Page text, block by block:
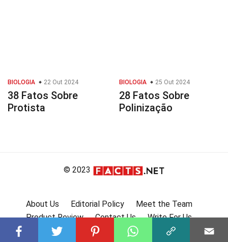
BIOLOGIA 22 Out 2024
38 Fatos Sobre
Protista
BIOLOGIA 25 Out 2024
28 Fatos Sobre
Polinização
© 2023
About Us Editorial Policy
Meet the Team
Product Review
Contact Us
Write For Us
Affiliate Disclosure
DMCA Terms
Privacy Policy